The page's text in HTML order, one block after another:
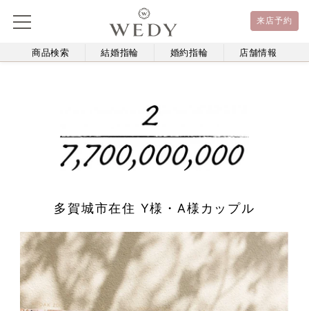
来店予約
商品検索 結婚指輪 婚約指輪 店舗情報
多賀城市在住 Y様・A様カップル